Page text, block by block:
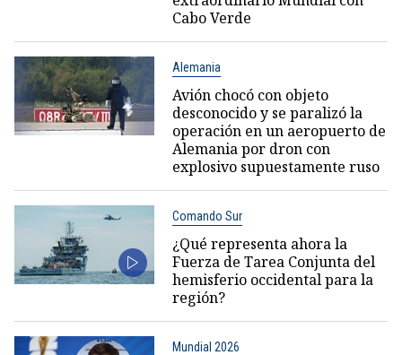
Cabo Verde
Alemania
Avión chocó con objeto
desconocido y se paralizó la
operación en un aeropuerto de
Alemania por dron con
explosivo supuestamente ruso
Comando Sur
¿Qué representa ahora la
Fuerza de Tarea Conjunta del
hemisferio occidental para la
región?
Mundial 2026